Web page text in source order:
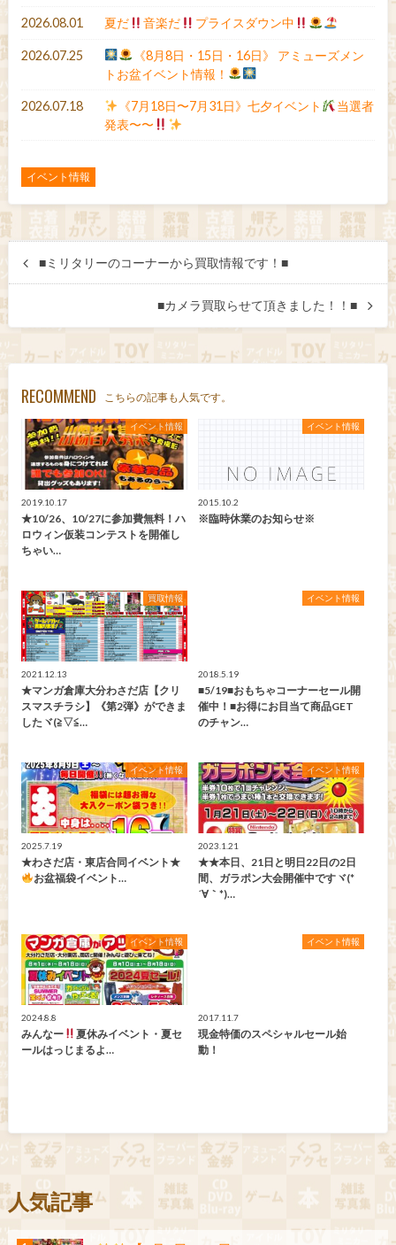
2026.08.01 夏だ 音楽だ プライスダウン中
2026.07.25
《8月8日・15日・16日》 アミューズメン
トお盆イベント情報！
2026.07.18 《7月18日〜7月31日》七夕イベント
当選者
発表〜〜
イベント情報
■ミリタリーのコーナーから買取情報です！■
■カメラ買取らせて頂きました！！■
RECOMMEND こちらの記事も人気です。
イベント情報
2019.10.17
★10/26、10/27に参加費無料！ハ
ロウィン仮装コンテストを開催し
ちゃい…
イベント情報
2015.10.2
※臨時休業のお知らせ※
買取情報
2021.12.13
★マンガ倉庫大分わさだ店【クリ
スマスチラシ】《第2弾》ができま
したヾ(≧▽≦…
イベント情報
2018.5.19
■5/19■おもちゃコーナーセール開
催中！■お得にお目当て商品GET
のチャン…
イベント情報
2025.7.19
★わさだ店・東店合同イベント★
お盆福袋イベント…
イベント情報
2023.1.21
★★本日、21日と明日22日の2日
間、ガラポン大会開催中ですヾ(*
´∀｀*)…
イベント情報
2024.8.8
みんなー
夏休みイベント・夏セ
ールはっじまるよ…
イベント情報
2017.11.7
現金特価のスペシャルセール始
動！
人気記事